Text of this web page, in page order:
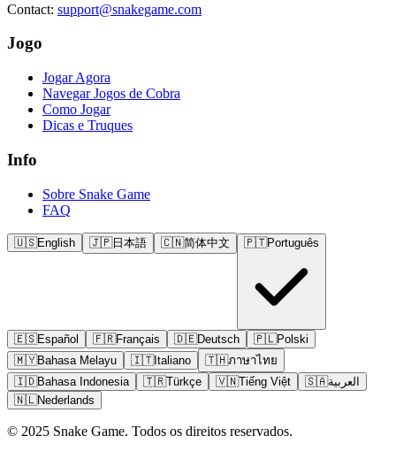
Contact: support@snakegame.com
Jogo
Jogar Agora
Navegar Jogos de Cobra
Como Jogar
Dicas e Truques
Info
Sobre Snake Game
FAQ
🇺🇸English 🇯🇵日本語 🇨🇳简体中文 🇵🇹Português
🇪🇸Español 🇫🇷Français 🇩🇪Deutsch 🇵🇱Polski
🇲🇾Bahasa Melayu 🇮🇹Italiano 🇹🇭ภาษาไทย
🇮🇩Bahasa Indonesia 🇹🇷Türkçe 🇻🇳Tiếng Việt 🇸🇦العربية
🇳🇱Nederlands
© 2025 Snake Game. Todos os direitos reservados.